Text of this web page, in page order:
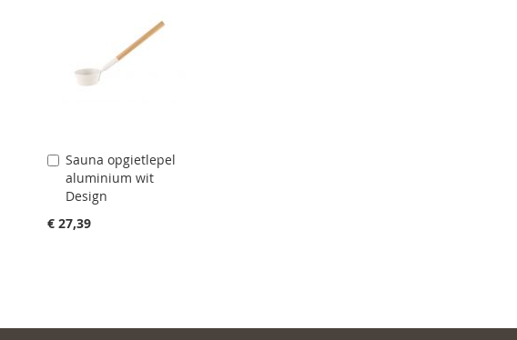
Sauna opgietlepel
aluminium wit
Design
€ 27,39
Aan
winkelwagen
toevoegen